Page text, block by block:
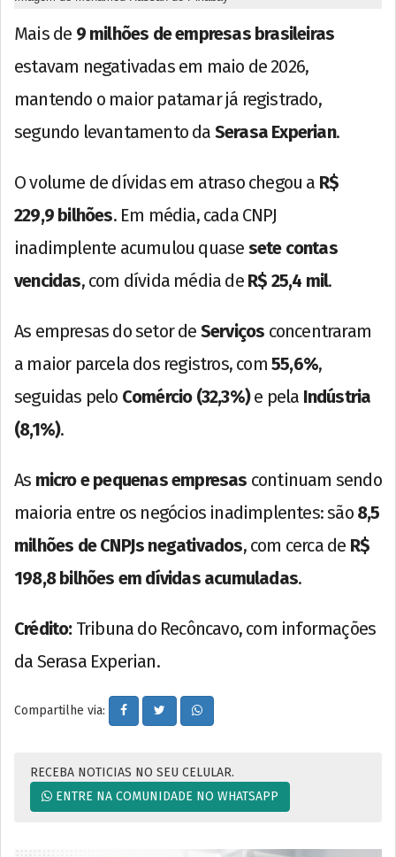
Mais de 9 milhões de empresas brasileiras
estavam negativadas em maio de 2026,
mantendo o maior patamar já registrado,
segundo levantamento da Serasa Experian.
O volume de dívidas em atraso chegou a R$
229,9 bilhões. Em média, cada CNPJ
inadimplente acumulou quase sete contas
vencidas, com dívida média de R$ 25,4 mil.
As empresas do setor de Serviços concentraram
a maior parcela dos registros, com 55,6%,
seguidas pelo Comércio (32,3%)e pela Indústria
(8,1%).
As micro e pequenas empresas continuam sendo
maioria entre os negócios inadimplentes: são 8,5
milhões de CNPJs negativados, com cerca de R$
198,8 bilhões em dívidas acumuladas.
Crédito:Tribuna do Recôncavo, com informações
da Serasa Experian.
Compartilhe via:
RECEBA NOTICIAS NO SEU CELULAR.
ENTRE NA COMUNIDADE NO WHATSAPP